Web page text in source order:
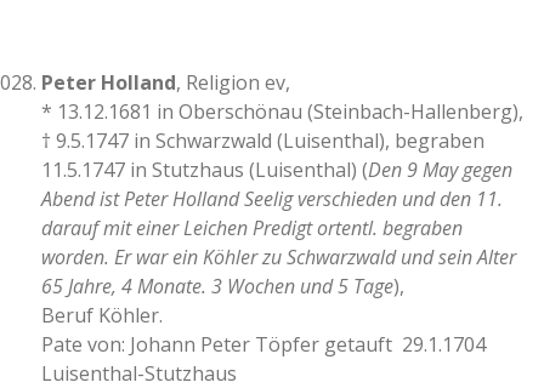
Peter Holland, Religion ev,
* 13.12.1681 in Oberschönau (Steinbach-Hallenberg),
† 9.5.1747 in Schwarzwald (Luisenthal), begraben
11.5.1747 in Stutzhaus (Luisenthal) (Den 9 May gegen
Abend ist Peter Holland Seelig verschieden und den 11.
darauf mit einer Leichen Predigt ortentl. begraben
worden. Er war ein Köhler zu Schwarzwald und sein Alter
65 Jahre, 4 Monate. 3 Wochen und 5 Tage),
Beruf Köhler.
Pate von: Johann Peter Töpfer getauft 29.1.1704
Luisenthal-Stutzhaus